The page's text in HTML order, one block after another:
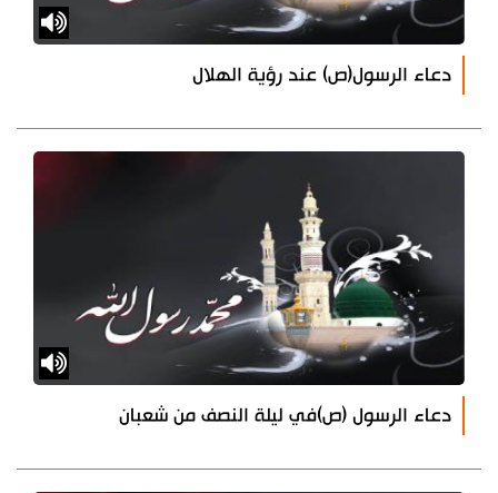
دعاء الرسول(ص) عند رؤية الهلال
دعاء الرسول (ص)في ليلة النصف من شعبان